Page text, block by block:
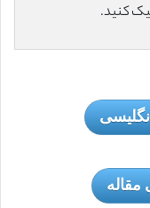
کنید.